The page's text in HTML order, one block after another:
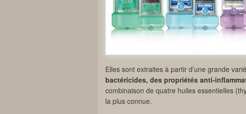
Elles sont extraites à partir d’une grande
bactéricides, des propriétés anti-
combinaison de quatre huiles essentielles
la plus connue.